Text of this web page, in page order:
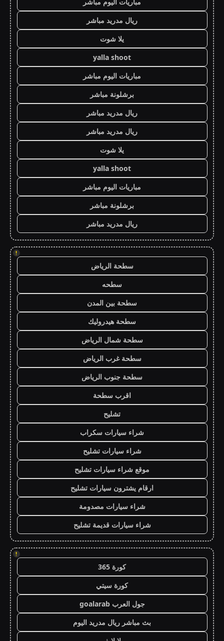
ريال مدريد مباشر
يلا شوت
yalla shoot
مباريات اليوم مباشر
برشلونة مباشر
ريال مدريد مباشر
ريال مدريد مباشر
يلا شوت
yalla shoot
مباريات اليوم مباشر
برشلونة مباشر
ريال مدريد مباشر
!
سطحة الرياض
سطحه
سطحة بين المدن
سطحة هيدروليك
سطحة شمال الرياض
سطحة غرب الرياض
سطحة جنوب الرياض
اقرب سطحة
تشليح
شراء سيارات سكراب
شراء سيارات تشليح
موقع شراء سيارات تشليح
ارقام يشترون سيارات تشليح
شراء سيارات مصدومة
شراء سيارات قديمة تشليح
!
كورة 365
كورة سيتي
جول العرب goalarab
بث مباشر ريال مدريد اليوم